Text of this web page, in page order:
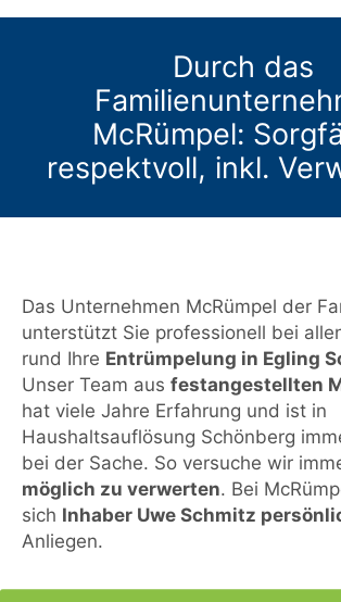
Durch das
McRümpel:
respektvoll, inkl.
Das Unternehmen McRümpel der
unterstützt Sie professionell bei
rund Ihre Entrümpelung in Egling
Unser Team aus festangestellten
hat viele Jahre Erfahrung und ist in
Haushaltsauflösung Schönberg
bei der Sache. So versuche wir
möglich zu verwerten. Bei
sich Inhaber Uwe Schmitz
Anliegen.